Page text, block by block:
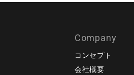
Company
コンセプト
会社概要